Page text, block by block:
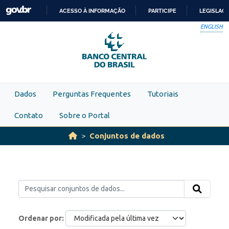
Skip to main content
PARA
O
CONTEÚDO
ACESSO À INFORMAÇÃO PARTICIPE
ENGLISH
Dados Perguntas Frequentes Tutoriais
Contato Sobre o Portal
Conjuntos de dados
Ordenar por